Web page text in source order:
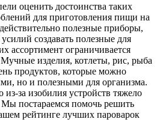
оценить достоинства таких
для приготовления пищи на
полезные приборы,
создавать полезные для
ассортимент ограничивается
изделия, котлеты, рис, рыба
продуктов, которые можно
но и полезными для организма.
за изобилия устройств тяжело
постараемся помочь решить
рейтинге лучших пароварок